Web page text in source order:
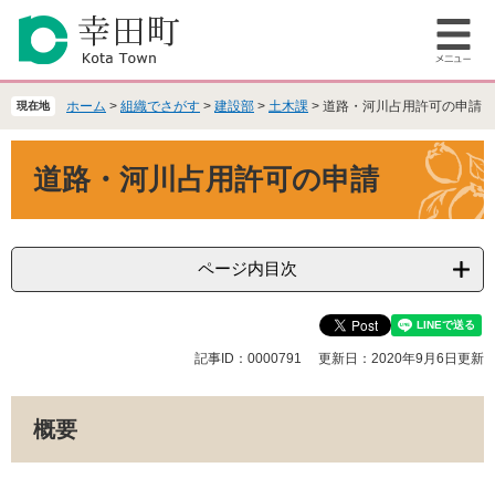
の
頭
ー
飛
本
文
メ
ー
現在地 ホーム > 組織でさがす > 建設部 > 土木課 > 道路・河川占用許可の申請
道路・河川占用許可の申請
ページ内目次
記事ID：0000791 更新日：2020年9月6日更新
概要